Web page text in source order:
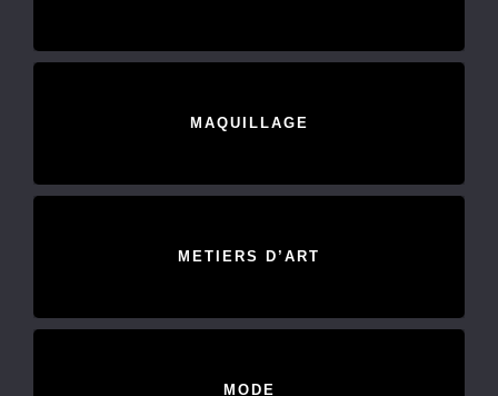
MAQUILLAGE
METIERS D’ART
MODE